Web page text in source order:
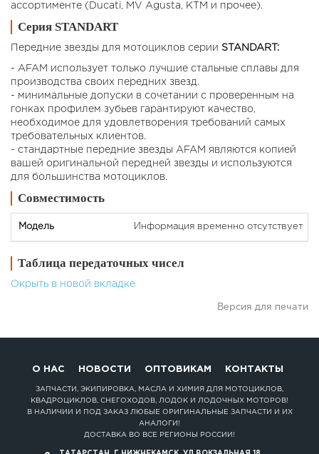
ассортименте (Ducati, MV Agusta, KTM и прочее).
Серия STANDART
Передние звезды для мотоциклов cерии STANDART:
- AFAM использует только лучшие стальные сплавы для
производства своих передних звезд.
- минимальные допуски в сочетании с проверенным на
гонках профилем зубьев гарантируют качество,
необходимое для удовлетворения требований самых
требовательных клиентов.
- стандартные передние звезды AFAM являются копией
вашей оригинальной передней звезды и используются
для большинства мотоциклов.
Совместимость
Информация временно отсутствует
Таблица передаточных чисел
Окрыть в новой вкладке
Версия для печати
О НАС НОВОСТИ ОПТОВИКАМ КОНТАКТЫ
ЗАПЧАСТИ, ЭКИПИРОВКА, МАСЛА И ХИМИЯ ДЛЯ МОТОЦИКЛОВ,
КВАДРОЦИКЛОВ, СНЕГОХОДОВ, ЛОДОК И ЛОДОЧНЫХ МОТОРОВ!
В НАЛИЧИИ И ПОД ЗАКАЗ ЛЮБЫЕ ОРИГИНАЛЬНЫЕ ЗАПЧАСТИ И ИХ
АНАЛОГИ!
ДОСТАВКА ВО ВСЕ РЕГИОНЫ РОССИИ!